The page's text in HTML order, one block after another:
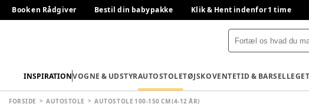
Book en Rådgiver Bestil din babypakke Klik & Hent indenfor 1 time
INSPIRATIONVOGNE & UDSTYRAUTOSTOLETØJSKOVENTETID & BARSEL
FORSIDE AUTOSTOLE AUTOSTOLE 100-150 CM (4-12 ÅR)